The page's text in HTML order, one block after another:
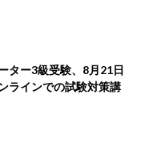
ター3級受験、8月21日
ラインでの試験対策講